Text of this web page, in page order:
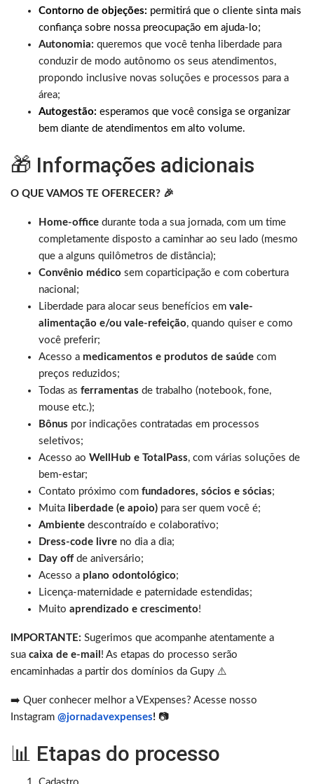
Contorno de objeções: permitirá que o cliente sinta mais
confiança sobre nossa preocupação em ajuda-lo;
Autonomia: queremos que você tenha liberdade para
conduzir de modo autônomo os seus atendimentos,
propondo inclusive novas soluções e processos para a
área;
Autogestão: esperamos que você consiga se organizar
bem diante de atendimentos em alto volume.
🎁 Informações adicionais
O QUE VAMOS TE OFERECER? 🎉
Home-office durante toda a sua jornada, com um time
completamente disposto a caminhar ao seu lado (mesmo
que a alguns quilômetros de distância);
Convênio médico sem coparticipação e com cobertura
nacional;
Liberdade para alocar seus benefícios em vale-
alimentação e/ou vale-refeição, quando quiser e como
você preferir;
Acesso a medicamentos e produtos de saúde com
preços reduzidos;
Todas as ferramentas de trabalho (notebook, fone,
mouse etc.);
Bônus por indicações contratadas em processos
seletivos;
Acesso ao WellHub e TotalPass, com várias soluções de
bem-estar;
Contato próximo com fundadores, sócios e sócias;
Muita liberdade (e apoio) para ser quem você é;
Ambiente descontraído e colaborativo;
Dress-code livre no dia a dia;
Day offde aniversário;
Acesso a plano odontológico;
Licença-maternidade e paternidade estendidas;
Muito aprendizado e crescimento!
IMPORTANTE: Sugerimos que acompanhe atentamente a
sua caixa de e-mail ! As etapas do processo serão
encaminhadas a partir dos domínios da Gupy ⚠️
➡️ Quer conhecer melhor a VExpenses? Acesse nosso
Instagram @jornadavexpenses! 📷
📊 Etapas do processo